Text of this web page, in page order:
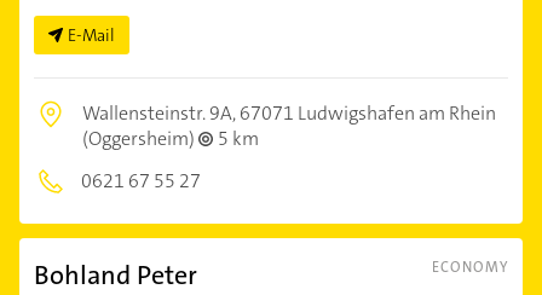
E-Mail
Wallensteinstr. 9A,67071 Ludwigshafen am Rhein
(Oggersheim)
5 km
0621 67 55 27
ECONOMY
Bohland Peter